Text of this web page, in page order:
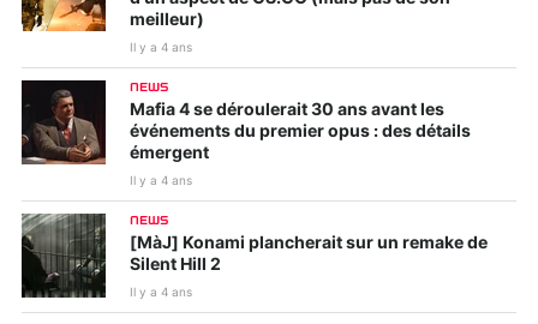
meilleur)
Il y a 4 ans
NEWS
Mafia 4 se déroulerait 30 ans avant les
événements du premier opus : des détails
émergent
Il y a 4 ans
NEWS
[MàJ] Konami plancherait sur un remake de
Silent Hill 2
Il y a 4 ans